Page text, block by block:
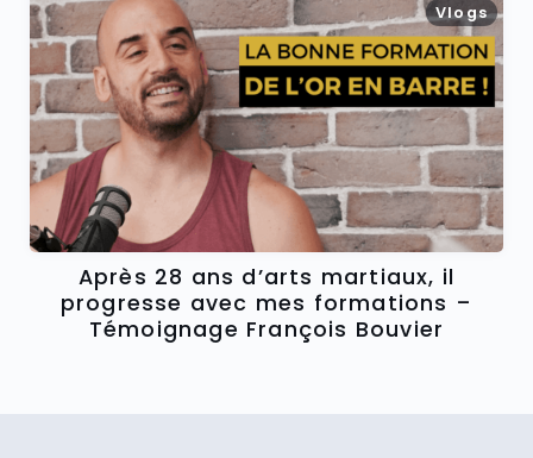
Vlogs
Après 28 ans d’arts martiaux, il
progresse avec mes formations –
Témoignage François Bouvier